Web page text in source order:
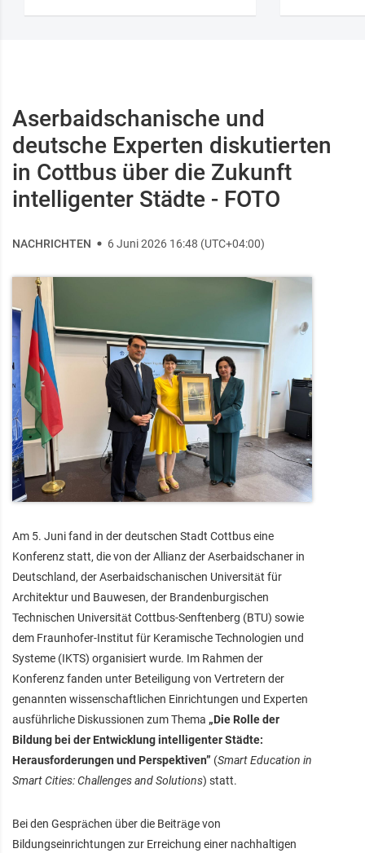
Aserbaidschanische und
deutsche Experten diskutierten
in Cottbus über die Zukunft
intelligenter Städte - FOTO
NACHRICHTEN 6 Juni 2026 16:48 (UTC+04:00)
Am 5. Juni fand in der deutschen Stadt Cottbus eine
Konferenz statt, die von der Allianz der Aserbaidschaner in
Deutschland, der Aserbaidschanischen Universität für
Architektur und Bauwesen, der Brandenburgischen
Technischen Universität Cottbus-Senftenberg (BTU) sowie
dem Fraunhofer-Institut für Keramische Technologien und
Systeme (IKTS) organisiert wurde. Im Rahmen der
Konferenz fanden unter Beteiligung von Vertretern der
genannten wissenschaftlichen Einrichtungen und Experten
ausführliche Diskussionen zum Thema „Die Rolle der
Bildung bei der Entwicklung intelligenter Städte:
Herausforderungen und Perspektiven” (Smart Education in
Smart Cities: Challenges and Solutions) statt.
Bei den Gesprächen über die Beiträge von
Bildungseinrichtungen zur Erreichung einer nachhaltigen